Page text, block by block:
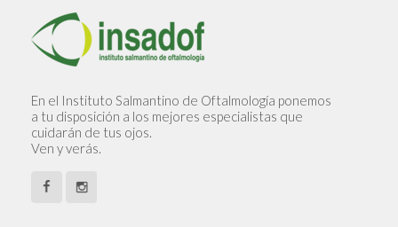
En el Instituto Salmantino de Oftalmología ponemos
a tu disposición a los mejores especialistas que
cuidarán de tus ojos.
Ven y verás.